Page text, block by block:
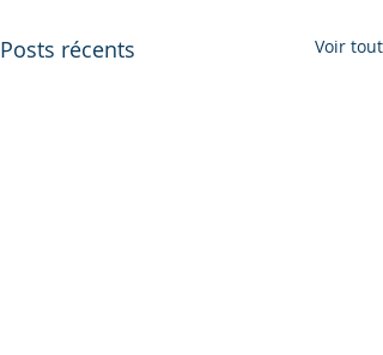
Posts récents Voir tout